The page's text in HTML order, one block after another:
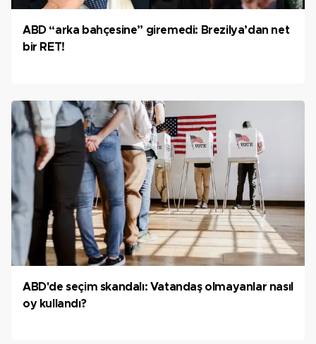
ABD “arka bahçesine” giremedi: Brezilya’dan net
bir RET!
ABD'de seçim skandalı: Vatandaş olmayanlar nasıl
oy kullandı?